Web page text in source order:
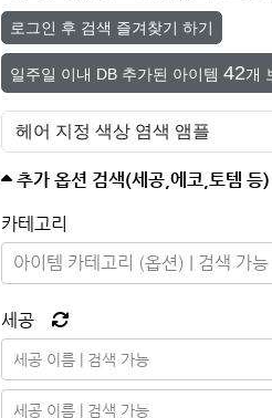
로그인 후 검색 즐겨찾기 하기
일주일 이내 DB 추가된 아이템 42개
추가 옵션 검색(세공,에코,토템 등)
카테고리
아이템 카테고리 (옵션) | 검색 가능
세공
세공 이름 | 검색 가능
세공 이름 | 검색 가능